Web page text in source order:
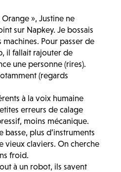
Orange », Justine ne
sur Napkey. Je bossais
machines. Pour passer de
il fallait rajouter de
une personne (rires).
(regards
à la voix humaine
erreurs de calage
moins mécanique.
basse, plus d’instruments
vieux claviers. On cherche
froid.
à un robot, ils savent